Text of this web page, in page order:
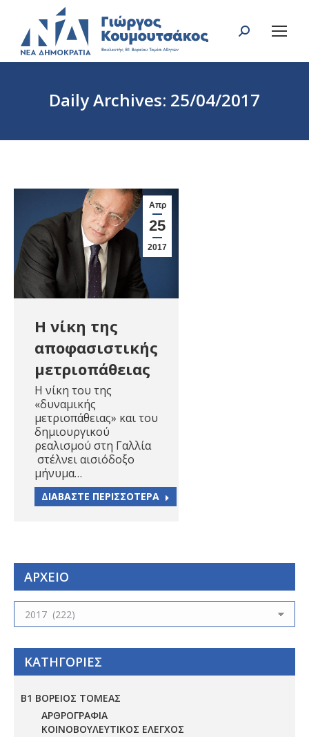
Search:
Daily Archives: 25/04/2017
Απρ
25
2017
Η νίκη της
αποφασιστικής
μετριοπάθειας
H νίκη του της
«δυναμικής
μετριοπάθειας» και του
δημιουργικού
ρεαλισμού στη Γαλλία
στέλνει αισιόδοξο
μήνυμα…
ΔΙΑΒΑΣΤΕ ΠΕΡΙΣΣΟΤΕΡΑ
ΑΡΧΕΙΟ
ΑΡΧΕΙΟ
ΚΑΤΗΓΟΡΙΕΣ
Β1 ΒΟΡΕΙΟΣ ΤΟΜΕΑΣ
ΑΡΘΡΟΓΡΑΦΙΑ
ΚΟΙΝΟΒΟΥΛΕΥΤΙΚΟΣ ΕΛΕΓΧΟΣ